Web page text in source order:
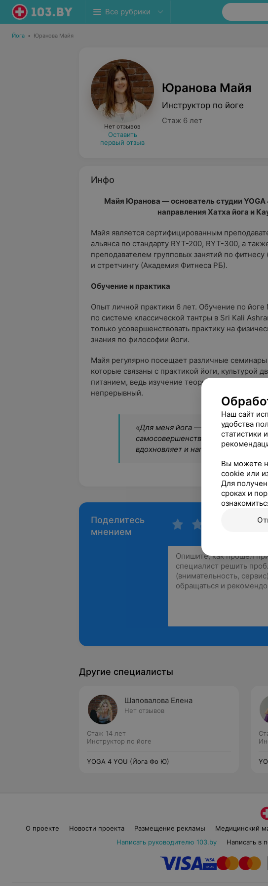
Все рубрики
Йога • Юранова Майя
Нет отзывов
Оставить
первый отзыв
Юранова Майя
Инструктор по йоге
Стаж 6 лет
Инфо
Майя Юранова — основатель студии YOGA
направления Хатха йога и
Майя является сертифицированным
альянса по стандарту RYT-200, RYT-300, а
преподавателем групповых занятий по
и стретчингу (Академия Фитнеса РБ).
Обучение и практика
Опыт личной практики 6 лет. Обучение по
по системе классической тантры в Sri Kali
только усовершенствовать практику на
знания по философии йоги.
Майя регулярно посещает различные
которые связаны с практикой йоги, культурой
питанием, ведь изучение теории и практики
непрерывный.
«Для меня йога — это путь
самосовершенствования, любимое
вдохновляет и наполняет энергией
Поделитесь
мнением
Другие специалисты
Шаповалова Елена
Нет отзывов
Стаж 14 лет
Инструктор по йоге
YOGA 4 YOU (Йога Фо Ю)
О проекте Новости проекта Размещение рекламы Медицинский
Написать руководителю 103.by
Написать в
Наш сайт
удобства
статистики
Вы можете
cookie или
Для
сроках и